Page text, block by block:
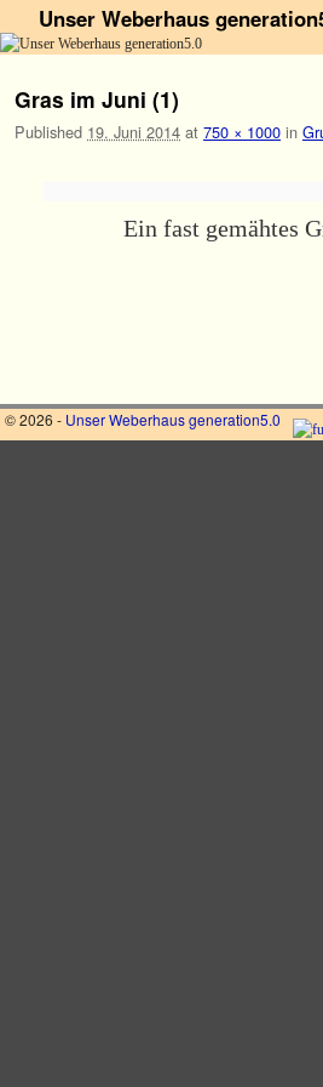
Unser Weberhaus
Gras im Juni (1)
Published 19. Juni 2014 at 750 × 1000 in
Ein fast gemähtes
© 2026 - Unser Weberhaus generation5.0